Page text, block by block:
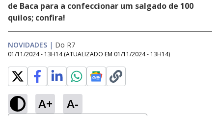
de Baca para a confeccionar um salgado de 100
quilos; confira!
NOVIDADES | Do R7
01/11/2024 - 13H14 (ATUALIZADO EM 01/11/2024 - 13H14)
A+ A-